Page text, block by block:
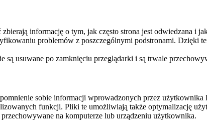
informację o tym, jak często strona jest odwiedzana i
problemów z poszczególnymi podstronami. Dzięki
usuwane po zamknięciu przeglądarki i są trwale
sobie informacji wprowadzonych przez
funkcji. Pliki te umożliwiają także optymalizację
na komputerze lub urządzeniu użytkownika.